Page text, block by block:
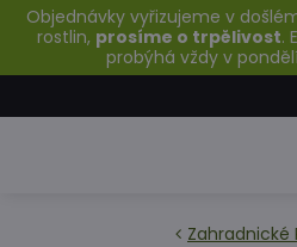
Objednávky vyřizujeme v
rostlin, prosíme o trpělivost.
probýhá vždy v
Zahradnické